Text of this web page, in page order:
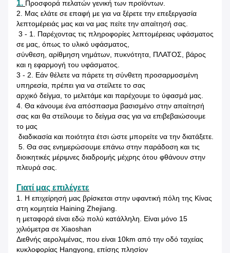
1. Προσφορά πελατών γενική των προϊόντων.
2. Μας ελάτε σε επαφή με για να ξέρετε την επεξεργασία
λεπτομέρειάς μας και να μας πείτε την απαίτησή σας.
3 - 1. Παρέχοντας τις πληροφορίες λεπτομέρειας υφάσματος
σε μας, όπως το υλικό υφάσματος,
σύνθεση, αρίθμηση νημάτων, πυκνότητα, ΠΛΑΤΟΣ, βάρος
και η εφαρμογή του υφάσματος.
3 - 2. Εάν θέλετε να πάρετε τη σύνθετη προσαρμοσμένη
υπηρεσία, πρέπει για να στείλετε το σας
αρχικό δείγμα, το μελετάμε και παρέχουμε το ύφασμά μας.
4. Θα κάνουμε ένα απόσπασμα βασισμένο στην απαίτησή
σας και θα στείλουμε το δείγμα σας για να επιβεβαιώσουμε
το μας
διαδικασία και ποιότητα έτσι ώστε μπορείτε να την διατάξετε.
5. Θα σας ενημερώσουμε επάνω στην παράδοση και τις
διοικητικές μέριμνες διαδρομής μέχρης ότου φθάνουν στην
πλευρά σας.
Γιατί μας επιλέγετε
1. Η επιχείρησή μας βρίσκεται στην υφαντική πόλη της Κίνας
στη κομητεία Haining Zhejiang.
η μεταφορά είναι εδώ πολύ κατάλληλη. Είναι μόνο 15
χιλιόμετρα σε Xiaoshan
Διεθνής αερολιμένας, που είναι 10km από την οδό ταχείας
κυκλοφορίας Hangyong, επίσης πλησίον